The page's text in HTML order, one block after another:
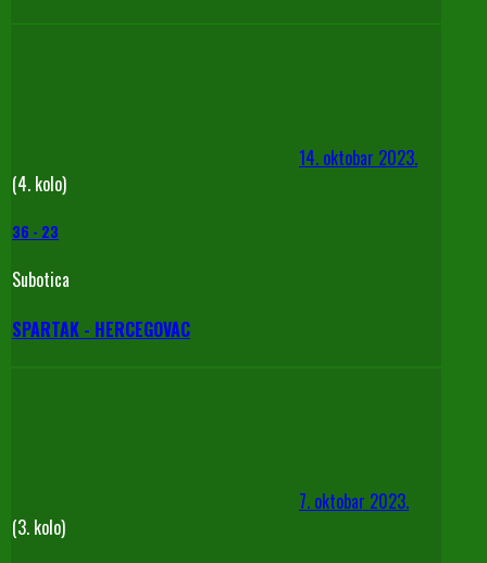
14. oktobar 2023.
(4. kolo)
36 - 23
Subotica
SPARTAK - HERCEGOVAC
7. oktobar 2023.
(3. kolo)